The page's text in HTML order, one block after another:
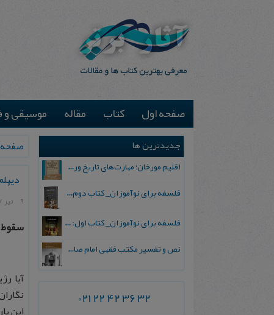
صفحه اول کتاب مقاله موسیقی و
9 تیر 1397
سقوط
آیا
جدیدترین ها
اقلیم مورخان؛ مهارت‌های تاریخ ورزی علمی
فلسفه برای نوآموزان_ کتاب دوم: پرسش درباره واقعیت و معرفت
فلسفه برای نوآموزان_ کتاب اول: تردید در باورهای رایج
نص و تفسیر مکتب فقهی امام صادق علیه السلام
021 22 42 36 32